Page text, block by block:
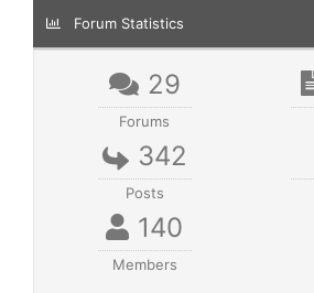
Forum Statistics
29
Forums
342
Posts
140
Members